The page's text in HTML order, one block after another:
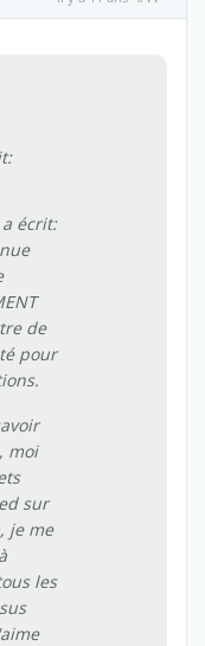
écrit:
de
pour
moi
sur
je me
les